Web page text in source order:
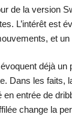
de la version
L’intérêt est
et
déjà un
Dans les faits,
en entrée de
change la